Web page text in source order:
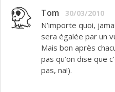
Tom 30/03/2010
N’importe quoi,
sera égalée par un
Mais bon après
pas qu’on dise que
pas, na!).